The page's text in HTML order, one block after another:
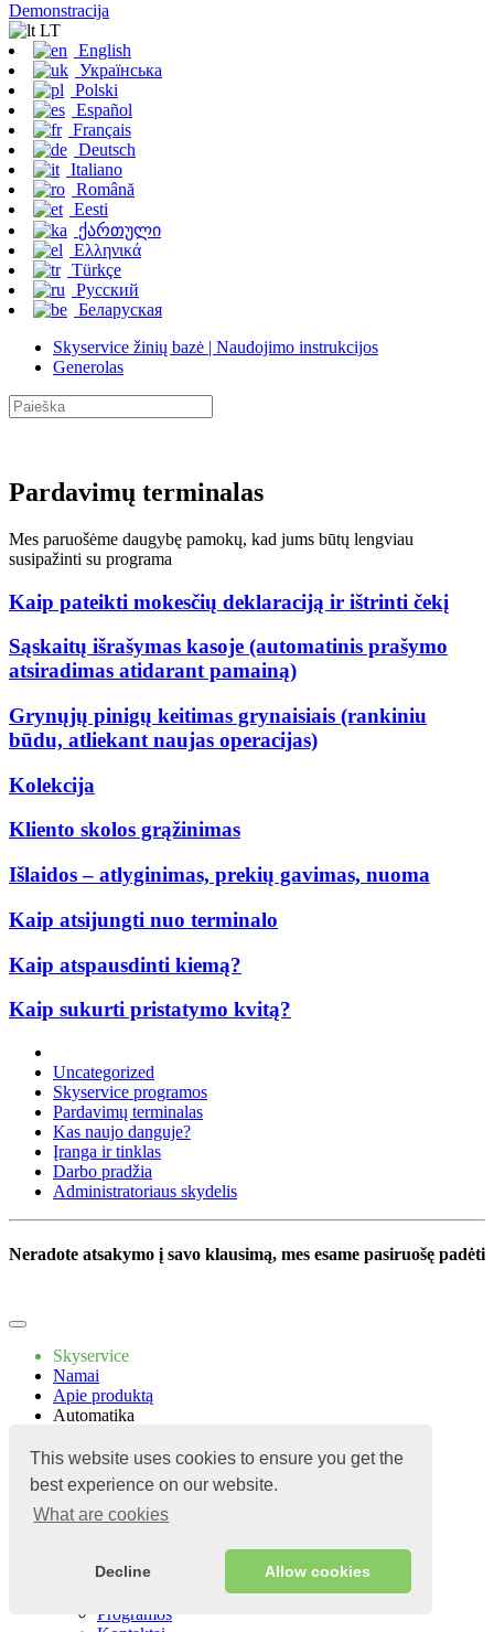
This website uses cookies to ensure you get the
best experience on our website.
What are cookies
Decline Allow cookies
Demonstracija
LT
English
Українська
Polski
Español
Français
Deutsch
Italiano
Română
Eesti
ქართული
Ελληνικά
Türkçe
Русский
Беларуская
Skyservice žinių bazė | Naudojimo instrukcijos
Generolas
Pardavimų terminalas
Mes paruošėme daugybę pamokų, kad jums būtų lengviau
susipažinti su programa
Kaip pateikti mokesčių deklaraciją ir ištrinti čekį
Sąskaitų išrašymas kasoje (automatinis prašymo
atsiradimas atidarant pamainą)
Grynųjų pinigų keitimas grynaisiais (rankiniu
būdu, atliekant naujas operacijas)
Kolekcija
Kliento skolos grąžinimas
Išlaidos – atlyginimas, prekių gavimas, nuoma
Kaip atsijungti nuo terminalo
Kaip atspausdinti kiemą?
Kaip sukurti pristatymo kvitą?
Uncategorized
Skyservice programos
Pardavimų terminalas
Kas naujo danguje?
Įranga ir tinklas
Darbo pradžia
Administratoriaus skydelis
Neradote atsakymo į savo klausimą, mes esame pasiruošę padėti
Skyservice
Namai
Apie produktą
Automatika
Kavos namai
Food Truck
Kaljanas
Kepykla
Programos
Programos